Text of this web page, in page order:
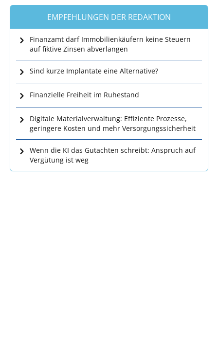
EMPFEHLUNGEN DER REDAKTION
Finanzamt darf Immobilienkäufern keine Steuern
auf fiktive Zinsen abverlangen
Sind kurze Implantate eine Alternative?
Finanzielle Freiheit im Ruhestand
Digitale Materialverwaltung: Effiziente Prozesse,
geringere Kosten und mehr Versorgungssicherheit
Wenn die KI das Gutachten schreibt: Anspruch auf
Vergütung ist weg